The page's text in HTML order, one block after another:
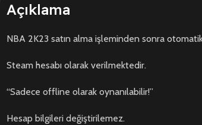
Açıklama
NBA 2K23 satın alma işleminden sonra
Steam hesabı olarak verilmektedir.
“Sadece offline olarak oynanılabilir!”
Hesap bilgileri değiştirilemez.